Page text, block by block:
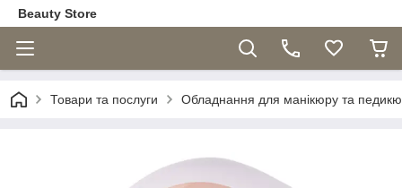
Beauty Store
Товари та послуги Обладнання для манікюру та